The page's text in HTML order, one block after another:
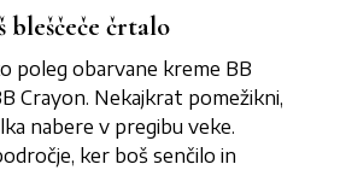
bleščeče črtalo
poleg obarvane kreme BB
Crayon. Nekajkrat pomežikni,
nabere v pregibu veke.
ker boš senčilo in